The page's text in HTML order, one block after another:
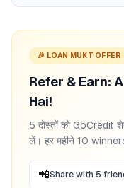
🎉 LOAN MUKT OFFER
Refer & Earn:
Hai!
5 दोस्तों को GoCredit
लें। हर महीने 10
📲Share with 5